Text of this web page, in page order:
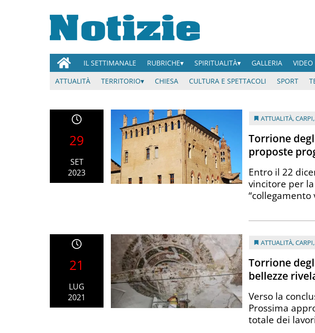
IL SETTIMANALE RUBRICHE SPIRITUALITÀ GALLERIA VIDEO
ATTUALITÀ
TERRITORIO CHIESA CULTURA E SPETTACOLI SPORT
29
SET
2023
ATTUALITÀ,CARPI
Torrione
proposte
Entro il 22
vincitore per
“collegamento
21
LUG
2021
ATTUALITÀ,CARPI
Torrione
bellezze
Verso la
Prossima
totale dei